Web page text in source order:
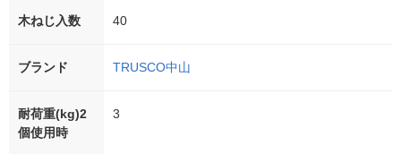
木ねじ入数 40
ブランド TRUSCO中山
耐荷重(kg)2
個使用時
3